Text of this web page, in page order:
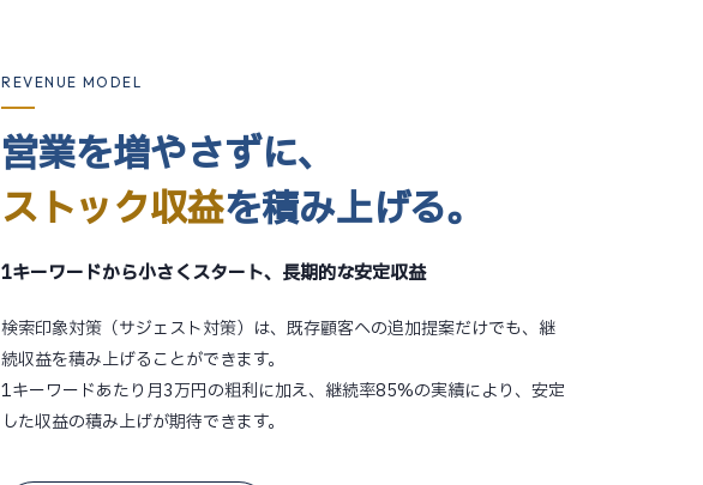
REVENUE MODEL
営業を増やさずに、
ストック収益を積み上げる。
1キーワードから小さくスタート、長期的な安定収益
検索印象対策（サジェスト対策）は、既存顧客への追加提案だけでも、継
続収益を積み上げることができます。
1キーワードあたり月3万円の粗利に加え、継続率85%の実績により、安定
した収益の積み上げが期待できます。